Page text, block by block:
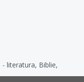
literatura, Biblie,